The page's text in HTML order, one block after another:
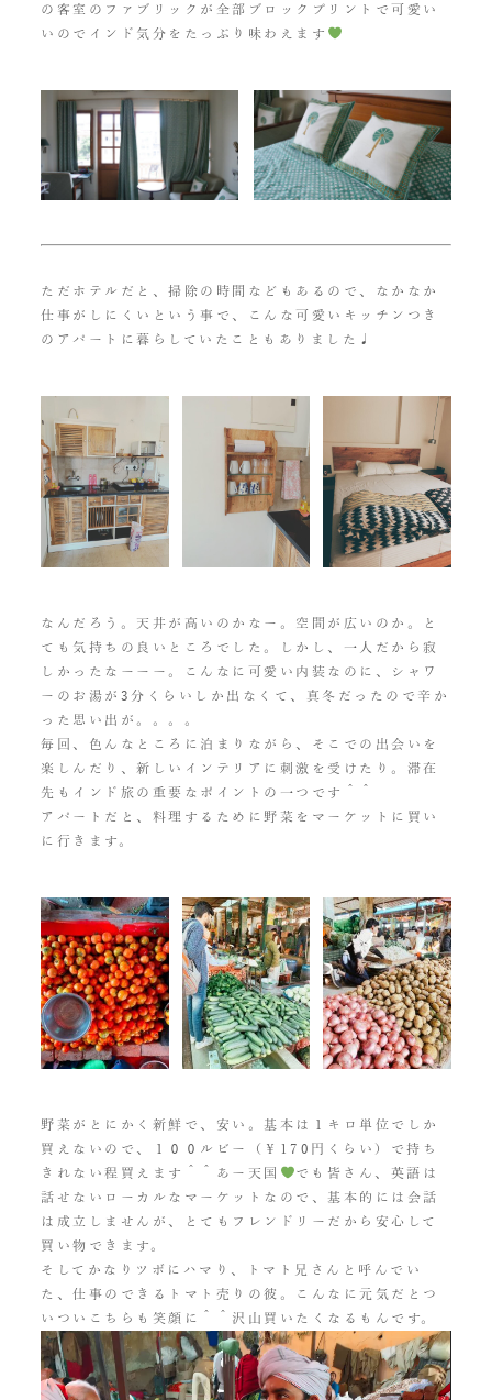
の客室のファブリックが全部ブロックプリントで可愛い
いのでインド気分をたっぷり味わえます
ただホテルだと、掃除の時間などもあるので、なかなか
仕事がしにくいという事で、こんな可愛いキッチンつき
のアパートに暮らしていたこともありました♩
なんだろう。天井が高いのかなー。空間が広いのか。と
ても気持ちの良いところでした。しかし、一人だから寂
しかったなーーー。こんなに可愛い内装なのに、シャワ
ーのお湯が3分くらいしか出なくて、真冬だったので辛か
った思い出が。。。。
毎回、色んなところに泊まりながら、そこでの出会いを
楽しんだり、新しいインテリアに刺激を受けたり。滞在
先もインド旅の重要なポイントの一つです＾＾
アパートだと、料理するために野菜をマーケットに買い
に行きます。
野菜がとにかく新鮮で、安い。基本は１キロ単位でしか
買えないので、１００ルビー（￥170円くらい）で持ち
きれない程買えます＾＾あー天国
でも皆さん、英語は
話せないローカルなマーケットなので、基本的には会話
は成立しませんが、とてもフレンドリーだから安心して
買い物できます。
そしてかなりツボにハマり、トマト兄さんと呼んでい
た、仕事のできるトマト売りの彼。こんなに元気だとつ
いついこちらも笑顔に＾＾沢山買いたくなるもんです。
動
画